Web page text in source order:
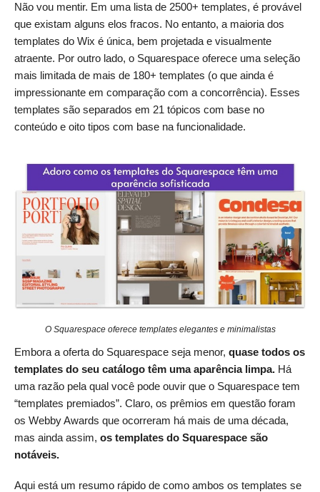
Não vou mentir. Em uma lista de 2500+ templates, é provável
que existam alguns elos fracos. No entanto, a maioria dos
templates do Wix é única, bem projetada e visualmente
atraente. Por outro lado, o Squarespace oferece uma seleção
mais limitada de mais de 180+ templates (o que ainda é
impressionante em comparação com a concorrência). Esses
templates são separados em 21 tópicos com base no
conteúdo e oito tipos com base na funcionalidade.
O Squarespace oferece templates elegantes e minimalistas
Embora a oferta do Squarespace seja menor, quase todos os
templates do seu catálogo têm uma aparência limpa. Há
uma razão pela qual você pode ouvir que o Squarespace tem
“templates premiados”. Claro, os prêmios em questão foram
os Webby Awards que ocorreram há mais de uma década,
mas ainda assim, os templates do Squarespace são
notáveis.
Aqui está um resumo rápido de como ambos os templates se